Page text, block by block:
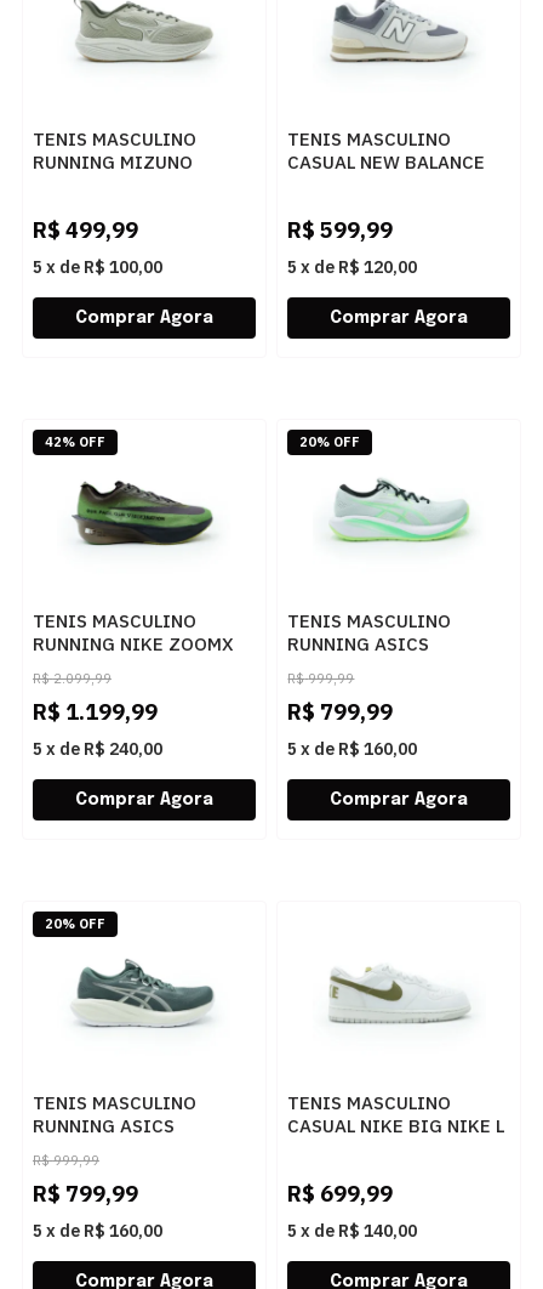
TENIS MASCULINO
RUNNING MIZUNO
R$ 499,99
5 x de R$ 100,00
TENIS MASCULINO
CASUAL NEW BALANCE
R$ 599,99
5 x de R$ 120,00
TENIS MASCULINO
RUNNING NIKE ZOOMX
VAPO IQ3418-399 399
R$ 2.099,99
R$ 1.199,99
5 x de R$ 240,00
42% OFF
TENIS MASCULINO
RUNNING ASICS
CUMULUS 28
1011C143.400 400
R$ 999,99
R$ 799,99
5 x de R$ 160,00
20% OFF
TENIS MASCULINO
RUNNING ASICS
CUMULUS 28
1011C143.300 300
R$ 999,99
R$ 799,99
5 x de R$ 160,00
20% OFF
TENIS MASCULINO
CASUAL NIKE BIG NIKE L
R$ 699,99
5 x de R$ 140,00